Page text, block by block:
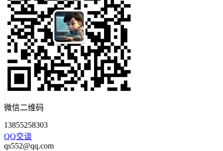
微信二维码
13855258303
QQ交谈
qs552@qq.com